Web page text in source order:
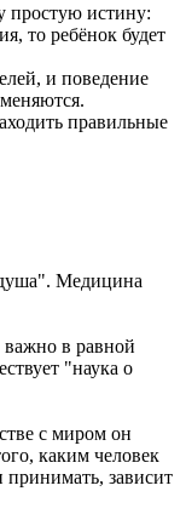
простую истину:
то ребёнок будет
и поведение
правильные
Медицина
важно в равной
"наука о
с миром он
каким человек
принимать, зависит